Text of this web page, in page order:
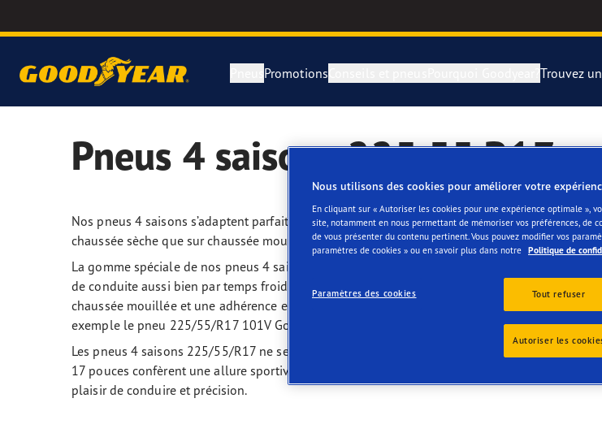
Pneus Été
Pneus Hiver
Rechercher par dimension du pneu
Recherche de pneumatiques par véhicule
Promotions
Guide d'achat des pneumatiques
Pneus hiver-été
Comprenez votre pneu
Lexique sur le pneu
Prendre soin de vos pneus
Réparer et changer vos pneus
Loi montagne
Pourquoi Goodyear?
Critères de performance qualité
Technologie et Innovation
Technologie SoundComfort
l'Avenir de la mobilité électrique
Les conseils de Goodyear
Goodyear Blimp
Goodyear RACING
Eagle F1 SuperSport
Trouvez
Pneus 4 saisons 225 55 R17
Nos pneus 4 saisons s’adaptent parfaitement à toutes les conditions météorologiques. Ils
chaussée sèche que sur chaussée mouillée ou enneigée.
La gomme spéciale de nos pneus 4 saisons 225/55/R17 leur permet de faire face à toutes
de conduite aussi bien par temps froid que par temps chaud. Grâce à leur profil spécial, les
chaussée mouillée et une adhérence exceptionnelle sur chaussée sèche ou enneigée. Leur
exemple le pneu 225/55/R17 101V Goodyear Vector 4Seasons Gen-3 (classe d’efficience « A
Les pneus 4 saisons 225/55/R17 ne se distinguent pas seulement par leurs incroyables
17 pouces confèrent une allure sportive dont vous ne pourrez plus vous passer. En somme,
plaisir de conduire et précision.
Nous utilisons des cookies pour améliorer votre
En cliquant sur « Autoriser les cookies pour une expérience optimale »,
site, notamment en nous permettant de mémoriser vos préférences, de
de vous présenter du contenu pertinent. Vous pouvez modifier vos
paramètres de cookies » ou en savoir plus dans notre Politique de
Paramètres des cookies Tout refuser
Autoriser les